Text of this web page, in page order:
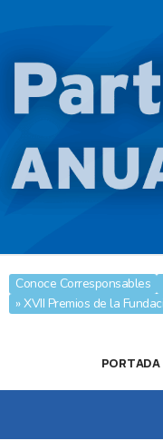
Conoce Corresponsables
» XVII Premios de la
PORTADA